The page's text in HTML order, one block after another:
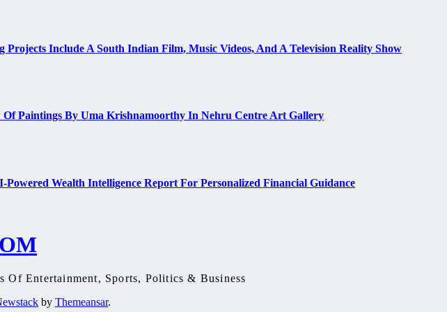
Projects Include A South Indian Film, Music Videos, And A Television Reality Show
Of Paintings By Uma Krishnamoorthy In Nehru Centre Art Gallery
Wealth Intelligence Report For Personalized Financial Guidance
Of Entertainment, Sports, Politics & Business
by Themeansar.